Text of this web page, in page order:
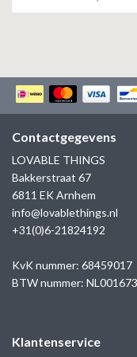
KAPTEN & SON
Contactgegevens
LOVABLE THINGS
Bakkerstraat 67
6811 EK Arnhem
info@lovablethings.nl
+31(0)6-21824192
KvK nummer: 68459017
BTW nummer:
Klantenservice